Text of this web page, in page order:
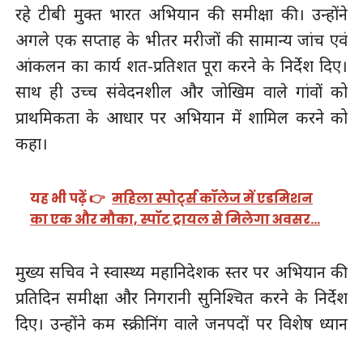
रहे टीबी मुक्त भारत अभियान की समीक्षा की। उन्होंने
अगले एक सप्ताह के भीतर मरीजों की सामान्य जांच एवं
आंकलन का कार्य शत-प्रतिशत पूरा करने के निर्देश दिए।
साथ ही उच्च संवेदनशील और जोखिम वाले गांवों को
प्राथमिकता के आधार पर अभियान में शामिल करने को
कहा।
यह भी पढ़ें 👉 महिला स्पोर्ट्स कॉलेज में एडमिशन
का एक और मौका, स्पॉट ट्रायल से मिलेगा अवसर…
मुख्य सचिव ने स्वास्थ्य महानिदेशक स्तर पर अभियान की
प्रतिदिन समीक्षा और निगरानी सुनिश्चित करने के निर्देश
दिए। उन्होंने कम स्क्रीनिंग वाले जनपदों पर विशेष ध्यान